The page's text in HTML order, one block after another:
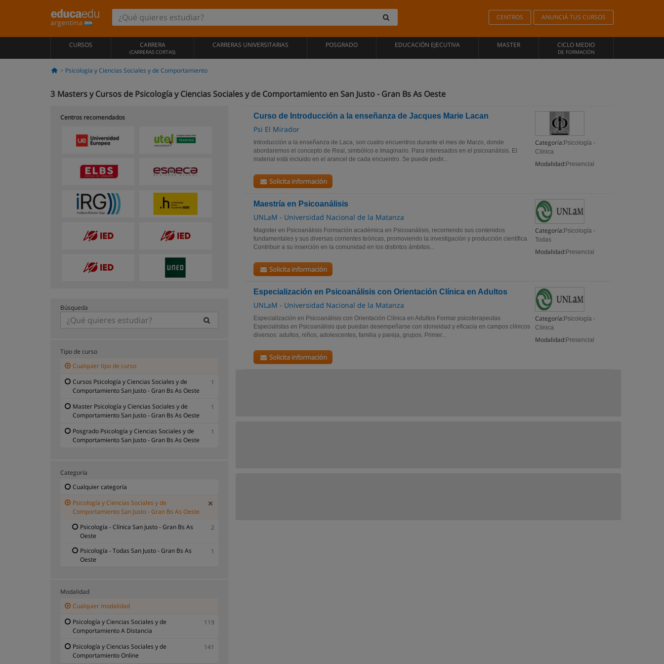
argentina
CENTROS ANUNCIÁ TUS CURSOS
CURSOS CARRERA
(CARRERAS CORTAS)
CARRERAS UNIVERSITARIAS POSGRADO EDUCACIÓN EJECUTIVA MASTER CICLO MEDIO
DE FORMACIÓN
Psicología y Ciencias Sociales y de Comportamiento
3 Masters y Cursos de Psicología y Ciencias Sociales y de Comportamiento en San Justo - Gran Bs As Oeste
Curso de Introducción a la enseñanza de Jacques Marie Lacan
Psi El Mirador
Categoría: Psicología -
Clínica
Modalidad: Presencial
Introducción a la enseñanza de Laca, son cuatro encuentros durante el mes de Marzo, donde
abordaremos el concepto de Real, simbólico e Imaginario. Para interesados en el psicoanálisis. El
material está incluido en el arancel de cada encuentro. Se puede pedir...
Solicita información
Maestría en Psicoanálisis
UNLaM - Universidad Nacional de la Matanza
Categoría: Psicología -
Todas
Modalidad: Presencial
Magister en Psicoanálisis Formación académica en Psicoanálisis, recorriendo sus contenidos
fundamentales y sus diversas corrientes teóricas, promoviendo la investigación y producción científica.
Contribuir a su inserción en la comunidad en los distintos ámbitos...
Solicita información
Especialización en Psicoanálisis con Orientación Clínica en Adultos
UNLaM - Universidad Nacional de la Matanza
Categoría: Psicología -
Clínica
Modalidad: Presencial
Especialización en Psicoanálisis con Orientación Clínica en Adultos Formar psicoterapeutas
Especialistas en Psicoanálisis que puedan desempeñarse con idoneidad y eficacia en campos clínicos
diversos: adultos, niños, adolescentes, familia y pareja, grupos. Primer...
Solicita información
Centros recomendados
Búsqueda
Tipo de curso
Cualquier tipo de curso
Cursos Psicología y Ciencias Sociales y de
Comportamiento San Justo - Gran Bs As Oeste
1
Master Psicología y Ciencias Sociales y de
Comportamiento San Justo - Gran Bs As Oeste
1
Posgrado Psicología y Ciencias Sociales y de
Comportamiento San Justo - Gran Bs As Oeste
1
Categoría
Cualquier categoría
Psicología y Ciencias Sociales y de
Comportamiento San Justo - Gran Bs As Oeste
Psicología - Clínica San Justo - Gran Bs As
Oeste
2
Psicología - Todas San Justo - Gran Bs As
Oeste
1
Modalidad
Cualquier modalidad
Psicología y Ciencias Sociales y de
Comportamiento A Distancia
119
Psicología y Ciencias Sociales y de
Comportamiento Online
141